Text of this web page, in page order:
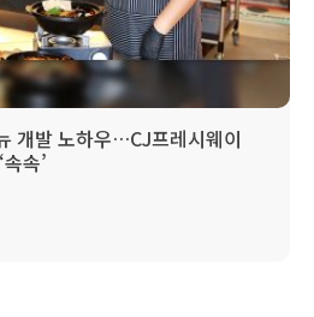
개발 노하우…CJ프레시웨이
속’